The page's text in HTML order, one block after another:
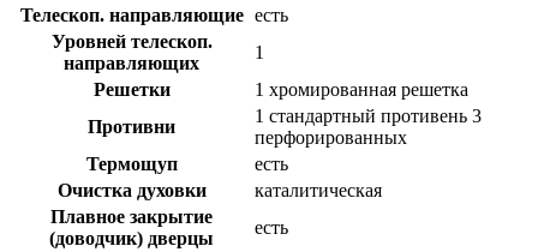
Телескоп. направляющие есть
Уровней телескоп.
направляющих
1
Решетки
1 хромированная решетка
Противни
1 стандартный противень 3
перфорированных
Термощуп
есть
Очистка духовки
каталитическая
Плавное закрытие
(доводчик) дверцы
есть